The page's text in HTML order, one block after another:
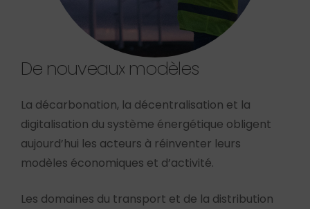
De nouveaux modèles
La décarbonation, la décentralisation et la
digitalisation du système énergétique obligent
aujourd’hui les acteurs à réinventer leurs
modèles économiques et d’activité.
Les domaines du transport et de la distribution